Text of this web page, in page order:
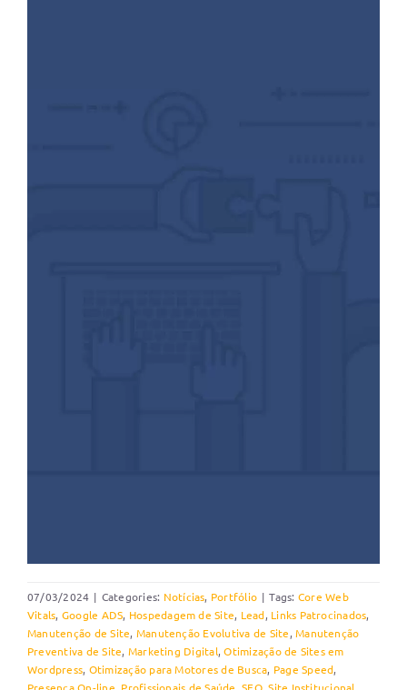
07/03/2024 | Categories: Notícias, Portfólio | Tags: Core Web
Vitals, Google ADS, Hospedagem de Site, Lead, Links Patrocinados,
Manutenção de Site, Manutenção Evolutiva de Site,Manutenção
Preventiva de Site, Marketing Digital,Otimização de Sites em
Wordpress, Otimização para Motores de Busca, Page Speed,